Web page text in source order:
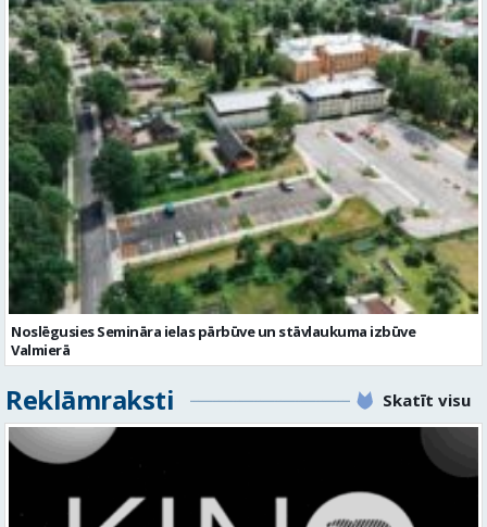
Noslēgusies Semināra ielas pārbūve un stāvlaukuma izbūve
Valmierā
Reklāmraksti Skatīt visu